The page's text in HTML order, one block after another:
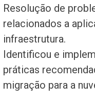
Resolução de
relacionados a
infraestrutura.
Identificou e
práticas
migração para a